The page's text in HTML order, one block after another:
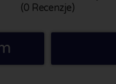
(0 Recenzje)